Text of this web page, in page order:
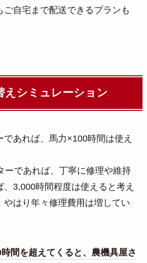
ご自宅まで配送できるプランも
えシミュレーション
あれば、馬力×100時間は使え
ーであれば、丁寧に修理や維持
3,000時間程度は使えると考え
やはり年々修理費用は増してい
間を超えてくると、農機具屋さ